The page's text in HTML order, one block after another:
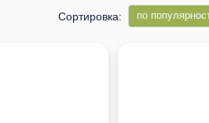
Сортировка: по